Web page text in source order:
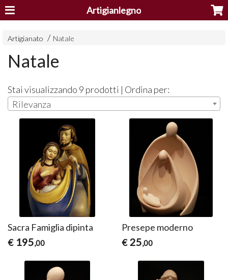
Artigianlegno
Artigianato Natale
Natale
Stai visualizzando 9 prodotti | Ordina per:
Rilevanza
Sacra Famiglia dipinta
€ 195,00
Presepe moderno
€ 25,00